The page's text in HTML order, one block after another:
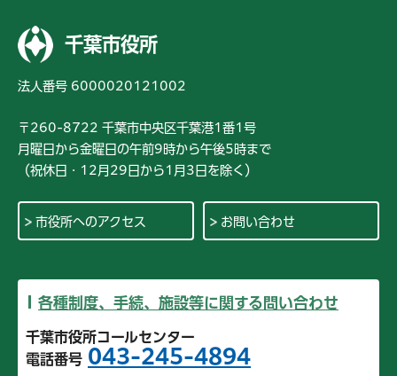
千葉市役所
法人番号 6000020121002
〒260-8722 千葉市中央区千葉港1番1号
月曜日から金曜日の午前9時から午後5時まで
（祝休日・12月29日から1月3日を除く）
市役所へのアクセス お問い合わせ
各種制度、手続、施設等に関する問い合わせ
千葉市役所コールセンター
電話番号 043-245-4894